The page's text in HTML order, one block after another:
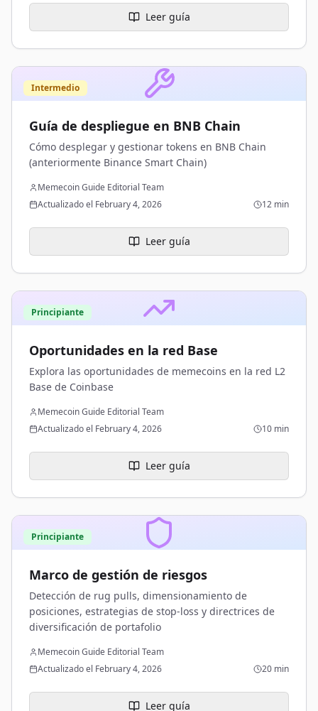
Leer guía
Intermedio
Guía de despliegue en BNB Chain
Cómo desplegar y gestionar tokens en BNB Chain
(anteriormente Binance Smart Chain)
Memecoin Guide Editorial Team
Actualizado el February 4, 2026
12 min
Leer guía
Principiante
Oportunidades en la red Base
Explora las oportunidades de memecoins en la red L2
Base de Coinbase
Memecoin Guide Editorial Team
Actualizado el February 4, 2026
10 min
Leer guía
Principiante
Marco de gestión de riesgos
Detección de rug pulls, dimensionamiento de
posiciones, estrategias de stop-loss y directrices de
diversificación de portafolio
Memecoin Guide Editorial Team
Actualizado el February 4, 2026
20 min
Leer guía